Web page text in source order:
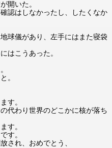
開いた。
認はしなかったし、したくなか
球儀があり、左手にはまた寝袋
はこうあった。
。
す。
代わり世界のどこかに核が落ち
す。
す。
され、おめでとう、